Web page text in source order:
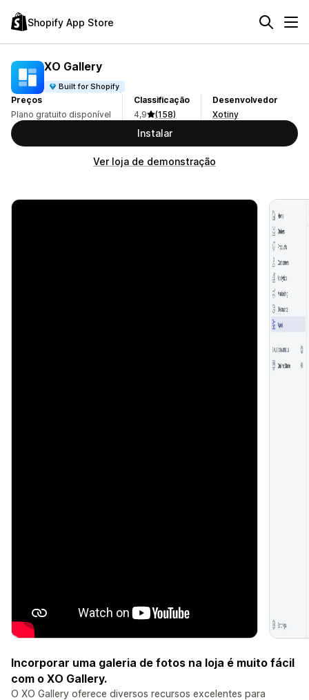
Shopify App Store
XO Gallery
Built for Shopify
Preços
Plano gratuito disponível
Classificação
4,9
(158)
Desenvolvedor
Xotiny
Instalar
Ver loja de demonstração
Incorporar uma galeria de fotos na loja é muito fácil
com o XO Gallery.
O XO Gallery oferece diversos recursos excelentes para